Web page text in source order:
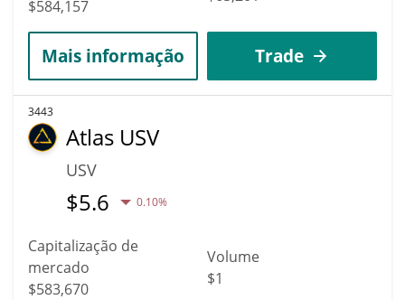
$584,157
Mais informação Trade
3443
Atlas USV
USV
$5.6 0.10%
Capitalização de
mercado
$583,670
Volume
$1